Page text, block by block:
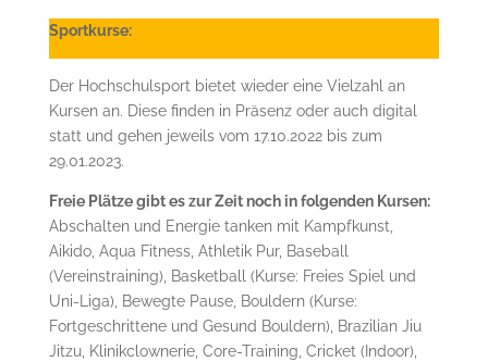
Sportkurse:
Der Hochschulsport bietet wieder eine Vielzahl an
Kursen an. Diese finden in Präsenz oder auch digital
statt und gehen jeweils vom 17.10.2022 bis zum
29.01.2023.
Freie Plätze gibt es zur Zeit noch in folgenden Kursen:
Abschalten und Energie tanken mit Kampfkunst,
Aikido, Aqua Fitness, Athletik Pur, Baseball
(Vereinstraining), Basketball (Kurse: Freies Spiel und
Uni-Liga), Bewegte Pause, Bouldern (Kurse:
Fortgeschrittene und Gesund Bouldern), Brazilian Jiu
Jitzu, Klinikclownerie, Core-Training, Cricket (Indoor),